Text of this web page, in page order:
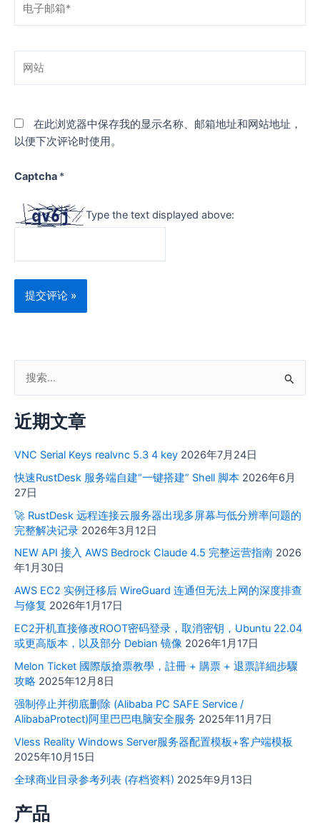
箱
站
在此浏览器中保存我的显示名称、邮箱地址和网站地址，
以便下次评论时使用。
Captcha *
Type the text displayed above:
：
近期文章
VNC Serial Keys realvnc 5.3 4 key 2026年7月24日
快速RustDesk 服务端自建“一键搭建” Shell 脚本 2026年6月
27日
🚀 RustDesk 远程连接云服务器出现多屏幕与低分辨率问题的
完整解决记录 2026年3月12日
NEW API 接入 AWS Bedrock Claude 4.5 完整运营指南 2026
年1月30日
AWS EC2 实例迁移后 WireGuard 连通但无法上网的深度排查
与修复 2026年1月17日
EC2开机直接修改ROOT密码登录，取消密钥，Ubuntu 22.04
或更高版本，以及部分 Debian 镜像 2026年1月17日
Melon Ticket 國際版搶票教學，註冊 + 購票 + 退票詳細步驟
攻略 2025年12月8日
强制停止并彻底删除 (Alibaba PC SAFE Service /
AlibabaProtect)阿里巴巴电脑安全服务 2025年11月7日
Vless Reality Windows Server服务器配置模板+客户端模板
2025年10月15日
全球商业目录参考列表 (存档资料) 2025年9月13日
产品